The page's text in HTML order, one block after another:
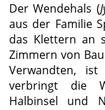
Der Wendehals (
aus der Familie
das Klettern an
Zimmern von
Verwandten,
verbringt die
Halbinsel und